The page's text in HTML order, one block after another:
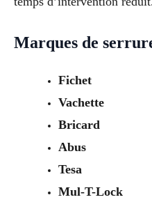
Marques de
Fichet
Vachette
Bricard
Abus
Tesa
Mul-T-Lock